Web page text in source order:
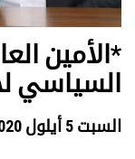
*الأمين
السياسي
السبت 5 أيلول 2020